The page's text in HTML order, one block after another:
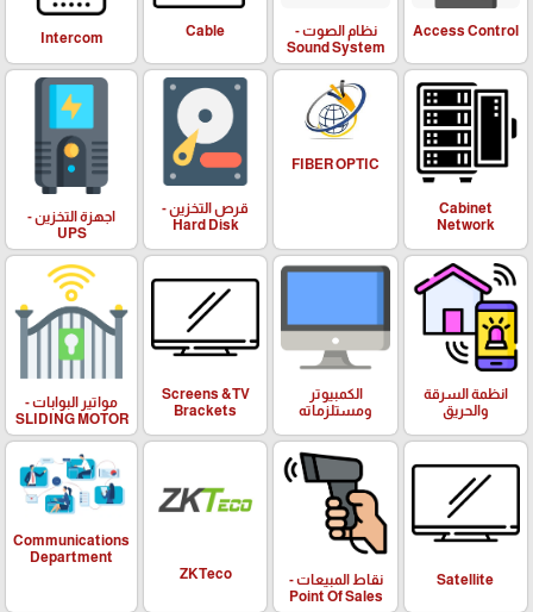
Access Control
نظام الصوت -
Sound System
Cable
Intercom
Cabinet
Network
FIBER OPTIC
قرص التخزين -
Hard Disk
اجهزة التخزين -
UPS
انظمة السرقة
والحريق
الكمبيوتر
ومستلزماته
Screens &TV
Brackets
مواتير البوابات -
SLIDING MOTOR
Satellite
نقاط المبيعات -
Point Of Sales
ZKTeco
Communications
Department